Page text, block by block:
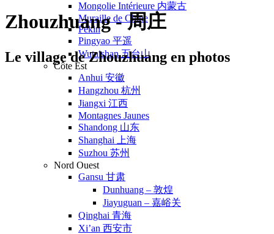
Mongolie Intérieure 内蒙古
Muraille de Chine
Pékin
Pingyao 平遥
Wutaishan 五台山
Côte Est
Anhui 安徽
Hangzhou 杭州
Jiangxi 江西
Montagnes Jaunes
Shandong 山东
Shanghai 上海
Suzhou 苏州
Nord Ouest
Gansu 甘肃
Dunhuang – 敦煌
Jiayuguan – 嘉峪关
Qinghai 青海
Xi’an 西安市
Zhouzhuang - 周庄
Le village de Zhouzhuang en photos